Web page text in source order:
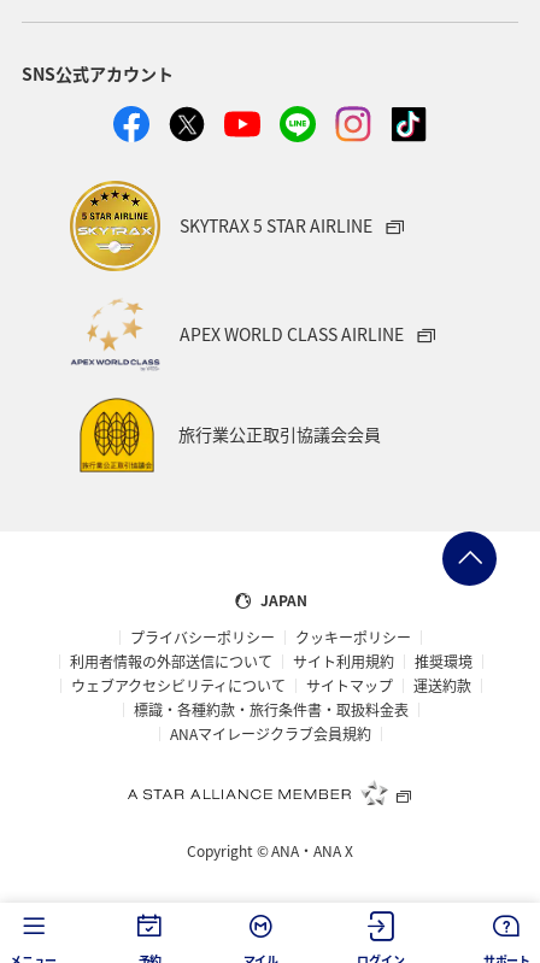
SNS公式アカウント
SKYTRAX 5 STAR AIRLINE
APEX WORLD CLASS AIRLINE
旅行業公正取引協議会会員
JAPAN
プライバシーポリシー
クッキーポリシー
利用者情報の外部送信について
サイト利用規約
推奨環境
ウェブアクセシビリティについて
サイトマップ
運送約款
標識・各種約款・旅行条件書・取扱料金表
ANAマイレージクラブ会員規約
Copyright ©ANA・ANA X